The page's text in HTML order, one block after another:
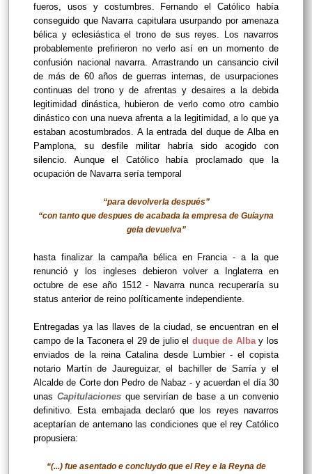
fueros, usos y costumbres. Fernando el Católico había
conseguido que Navarra capitulara usurpando por amenaza
bélica y eclesiástica el trono de sus reyes. Los navarros
probablemente prefirieron no verlo así en un momento de
confusión nacional navarra. Arrastrando un cansancio civil
de más de 60 años de guerras internas, de usurpaciones
continuas del trono y de afrentas y desaires a la debida
legitimidad dinástica, hubieron de verlo como otro cambio
dinástico con una nueva afrenta a la legitimidad, a lo que ya
estaban acostumbrados. A la entrada del duque de Alba en
Pamplona, su desfile militar habría sido acogido con
silencio. Aunque el Católico había proclamado que la
ocupación de Navarra sería temporal
“para devolverla después”
“con tanto que despues de acabada la empresa de Guiayna
gela devuelva”
hasta finalizar la campaña bélica en Francia - a la que
renunció y los ingleses debieron volver a Inglaterra en
octubre de ese año 1512 - Navarra nunca recuperaría su
status anterior de reino políticamente independiente.
Entregadas ya las llaves de la ciudad, se encuentran en el
campo de la Taconera el 29 de julio el duque de Alba y los
enviados de la reina Catalina desde Lumbier - el copista
notario Martín de Jaureguizar, el bachiller de Sarría y el
Alcalde de Corte don Pedro de Nabaz - y acuerdan el día 30
unas Capitulacionesque servirían de base a un convenio
definitivo. Esta embajada declaró que los reyes navarros
aceptarían de antemano las condiciones que el rey Católico
propusiera:
“(...) fue asentado e concluydo que el Rey e la Reyna de